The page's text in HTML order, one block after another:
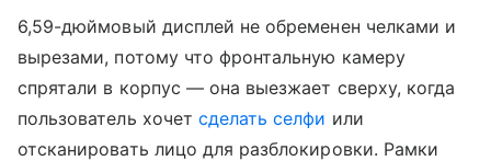
6,59-дюймовый дисплей не обременен челками и
вырезами, потому что фронтальную камеру
спрятали в корпус — она выезжает сверху, когда
пользователь хочет сделать селфи или
отсканировать лицо для разблокировки. Рамки